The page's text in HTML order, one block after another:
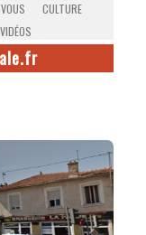
CULTURE
VIDÉOS